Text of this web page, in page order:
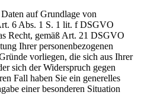
auf Grundlage von
6 Abs. 1 S. 1 lit. f DSGVO
Recht, gemäß Art. 21 DSGVO
Ihrer personenbezogenen
vorliegen, die sich aus Ihrer
sich der Widerspruch gegen
Fall haben Sie ein generelles
einer besonderen Situation